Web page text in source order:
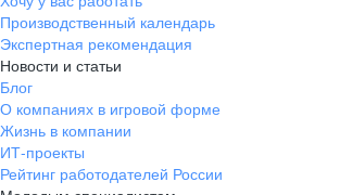
Производственный календарь
Экспертная рекомендация
Новости и статьи
Блог
О компаниях в игровой форме
Жизнь в компании
ИТ-проекты
Рейтинг работодателей России